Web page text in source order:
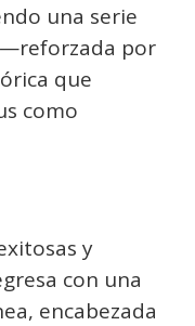
una serie
por
que
como
y
con una
encabezada